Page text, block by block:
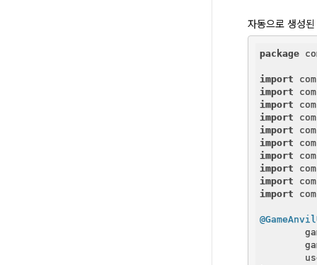
자동으로 생성
package
import
import
import
import
import
import
import
import
import
import